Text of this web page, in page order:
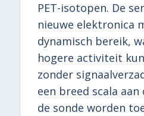
PET-isotopen. De
nieuwe elektronica
dynamisch bereik,
hogere activiteit
zonder
een breed scala
de sonde worden